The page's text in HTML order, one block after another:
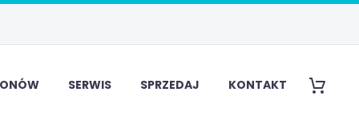
SERWIS SPRZEDAJ KONTAKT